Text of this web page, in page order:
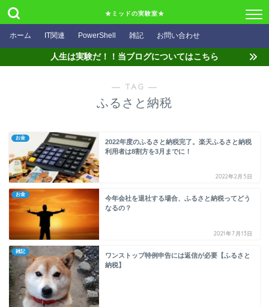
★ミッドの実験室★
ホーム IT関連 PowerShell 雑記 お問い合わせ
人生は実験だ！！当ブログについてはこちら
― TAG ―
ふるさと納税
お金
2022年度のふるさと納税完了。楽天ふるさと納税
利用者は8割方を3月までに！
2022年2月5日
お金
今年会社を退社する場合、ふるさと納税ってどう
なるの？
2021年7月13日
雑記
ワンストップ特例申告には返信が必要【ふるさと
納税】